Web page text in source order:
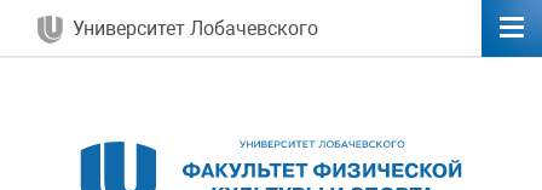
Университет Лобачевского